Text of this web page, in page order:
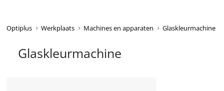
Optiplus Werkplaats Machines en apparaten Glaskleurmachine
Glaskleurmachine